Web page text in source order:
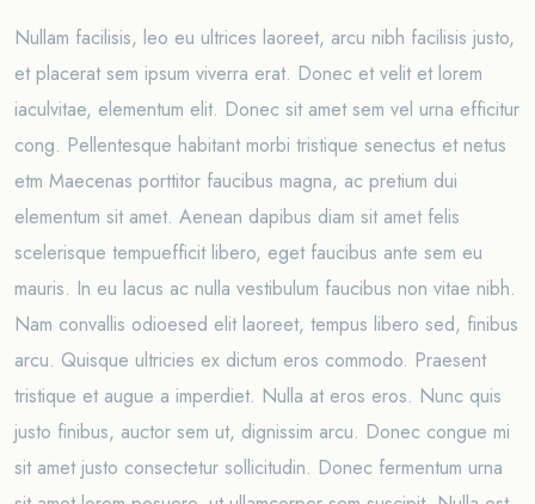
Nullam facilisis, leo eu ultrices laoreet, arcu nibh facilisis justo,
et placerat sem ipsum viverra erat. Donec et velit et lorem
iaculvitae, elementum elit. Donec sit amet sem vel urna efficitur
cong. Pellentesque habitant morbi tristique senectus et netus
etm Maecenas porttitor faucibus magna, ac pretium dui
elementum sit amet. Aenean dapibus diam sit amet felis
scelerisque tempuefficit libero, eget faucibus ante sem eu
mauris. In eu lacus ac nulla vestibulum faucibus non vitae nibh.
Nam convallis odioesed elit laoreet, tempus libero sed, finibus
arcu. Quisque ultricies ex dictum eros commodo. Praesent
tristique et augue a imperdiet. Nulla at eros eros. Nunc quis
justo finibus, auctor sem ut, dignissim arcu. Donec congue mi
sit amet justo consectetur sollicitudin. Donec fermentum urna